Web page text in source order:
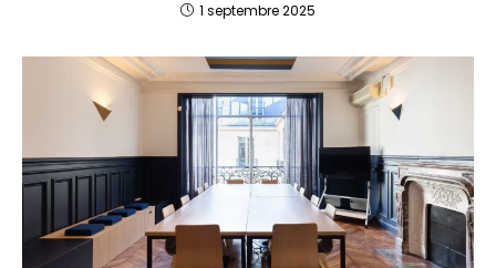
1 septembre 2025